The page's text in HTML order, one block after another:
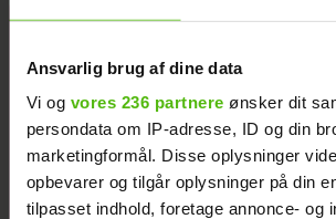
Ansvarlig brug af dine data
Vi og vores 236 partnere ønsker dit
persondata om IP-adresse, ID og din
marketingformål. Disse oplysninger
opbevarer og tilgår oplysninger på din
tilpasset indhold, foretage annonce- og